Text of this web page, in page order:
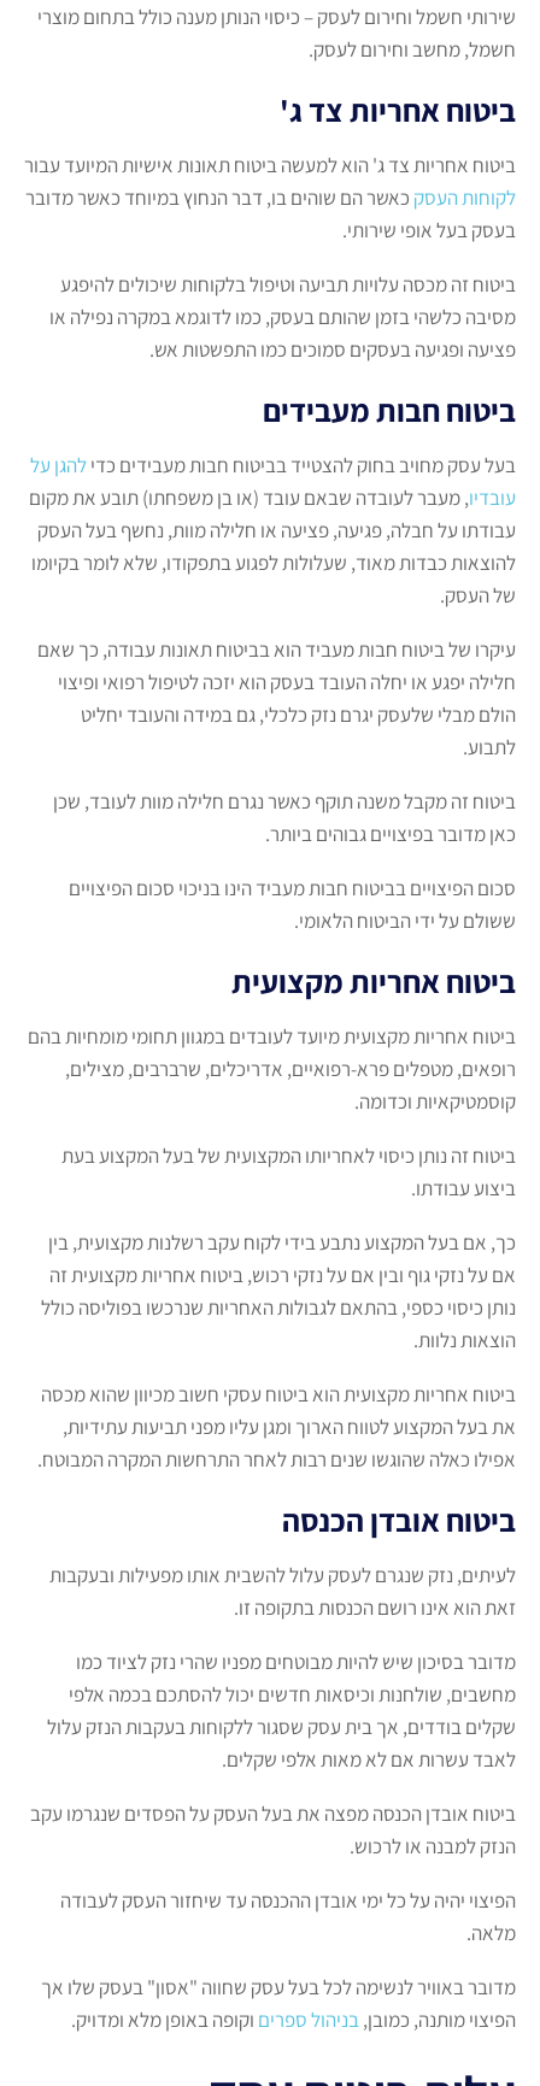
שירותי חשמל וחירום לעסק – כיסוי הנותן מענה כולל בתחום מוצרי
חשמל, מחשב וחירום לעסק.
ביטוח אחריות צד ג'
ביטוח אחריות צד ג' הוא למעשה ביטוח תאונות אישיות המיועד עבור
לקוחות העסק כאשר הם שוהים בו, דבר הנחוץ במיוחד כאשר מדובר
בעסק בעל אופי שירותי.
ביטוח זה מכסה עלויות תביעה וטיפול בלקוחות שיכולים להיפגע
מסיבה כלשהי בזמן שהותם בעסק, כמו לדוגמא במקרה נפילה או
פציעה ופגיעה בעסקים סמוכים כמו התפשטות אש.
ביטוח חבות מעבידים
בעל עסק מחויב בחוק להצטייד בביטוח חבות מעבידים כדילהגן על
עובדיו, מעבר לעובדה שבאם עובד (או בן משפחתו) תובע את מקום
עבודתו על חבלה, פגיעה, פציעה או חלילה מוות, נחשף בעל העסק
להוצאות כבדות מאוד, שעלולות לפגוע בתפקודו, שלא לומר בקיומו
של העסק.
עיקרו של ביטוח חבות מעביד הוא בביטוח תאונות עבודה, כך שאם
חלילה יפגע או יחלה העובד בעסק הוא יזכה לטיפול רפואי ופיצוי
הולם מבלי שלעסק יגרם נזק כלכלי, גם במידה והעובד יחליט
לתבוע.
ביטוח זה מקבל משנה תוקף כאשר נגרם חלילה מוות לעובד, שכן
כאן מדובר בפיצויים גבוהים ביותר.
סכום הפיצויים בביטוח חבות מעביד הינו בניכוי סכום הפיצויים
ששולם על ידי הביטוח הלאומי.
ביטוח אחריות מקצועית
ביטוח אחריות מקצועית מיועד לעובדים במגוון תחומי מומחיות בהם
רופאים, מטפלים פרא-רפואיים, אדריכלים, שרברבים, מצילים,
קוסמטיקאיות וכדומה.
ביטוח זה נותן כיסוי לאחריותו המקצועית של בעל המקצוע בעת
ביצוע עבודתו.
כך, אם בעל המקצוע נתבע בידי לקוח עקב רשלנות מקצועית, בין
אם על נזקי גוף ובין אם על נזקי רכוש, ביטוח אחריות מקצועית זה
נותן כיסוי כספי, בהתאם לגבולות האחריות שנרכשו בפוליסה כולל
הוצאות נלוות.
ביטוח אחריות מקצועית הוא ביטוח עסקי חשוב מכיוון שהוא מכסה
את בעל המקצוע לטווח הארוך ומגן עליו מפני תביעות עתידיות,
אפילו כאלה שהוגשו שנים רבות לאחר התרחשות המקרה המבוטח.
ביטוח אובדן הכנסה
לעיתים, נזק שנגרם לעסק עלול להשבית אותו מפעילות ובעקבות
זאת הוא אינו רושם הכנסות בתקופה זו.
מדובר בסיכון שיש להיות מבוטחים מפניו שהרי נזק לציוד כמו
מחשבים, שולחנות וכיסאות חדשים יכול להסתכם בכמה אלפי
שקלים בודדים, אך בית עסק שסגור ללקוחות בעקבות הנזק עלול
לאבד עשרות אם לא מאות אלפי שקלים.
ביטוח אובדן הכנסה מפצה את בעל העסק על הפסדים שנגרמו עקב
הנזק למבנה או לרכוש.
הפיצוי יהיה על כל ימי אובדן ההכנסה עד שיחזור העסק לעבודה
מלאה.
מדובר באוויר לנשימה לכל בעל עסק שחווה "אסון" בעסק שלו אך
הפיצוי מותנה, כמובן,בניהול ספרים וקופה באופן מלא ומדויק.